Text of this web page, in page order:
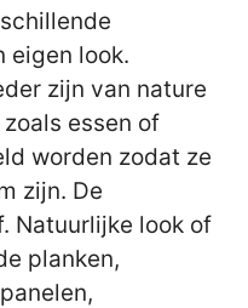
eigen look.
zijn van nature
essen of
worden zodat ze
zijn. De
Natuurlijke look of
planken,